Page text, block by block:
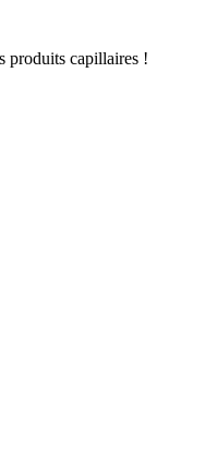
produits capillaires !